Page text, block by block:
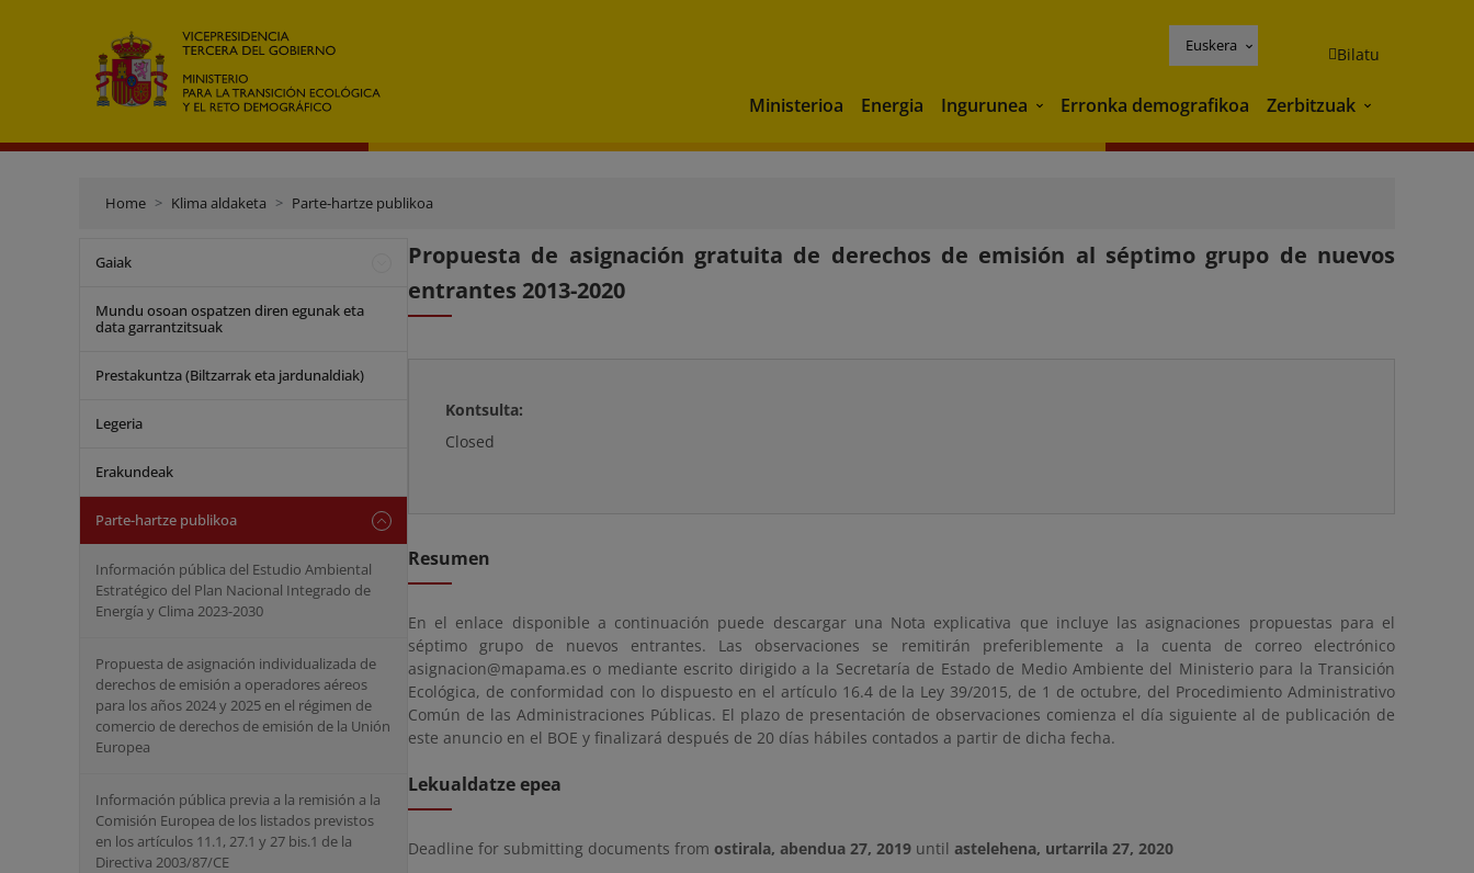
Euskera Bilatu
Ministerioa Energia Ingurunea Ingurunea
Erronka demografikoa Zerbitzuak Zerbitzuak
Home Klima aldaketa Parte-hartze publikoa
Gaiak
Mundu osoan ospatzen diren egunak eta
data garrantzitsuak
Prestakuntza (Biltzarrak eta jardunaldiak)
Legeria
Erakundeak
Parte-hartze publikoa
Información pública del Estudio Ambiental
Estratégico del Plan Nacional Integrado de
Energía y Clima 2023-2030
Propuesta de asignación individualizada de
derechos de emisión a operadores aéreos
para los años 2024 y 2025 en el régimen de
comercio de derechos de emisión de la Unión
Europea
Información pública previa a la remisión a la
Comisión Europea de los listados previstos
en los artículos 11.1, 27.1 y 27 bis.1 de la
Directiva 2003/87/CE
Propuesta de asignación gratuita de derechos de emisión al séptimo grupo de nuevos
entrantes 2013-2020
Kontsulta:
Closed
Resumen
En el enlace disponible a continuación puede descargar una Nota explicativa que incluye las asignaciones propuestas para el
séptimo grupo de nuevos entrantes. Las observaciones se remitirán preferiblemente a la cuenta de correo electrónico
asignacion@mapama.es o mediante escrito dirigido a la Secretaría de Estado de Medio Ambiente del Ministerio para la Transición
Ecológica, de conformidad con lo dispuesto en el artículo 16.4 de la Ley 39/2015, de 1 de octubre, del Procedimiento Administrativo
Común de las Administraciones Públicas. El plazo de presentación de observaciones comienza el día siguiente al de publicación de
este anuncio en el BOE y finalizará después de 20 días hábiles contados a partir de dicha fecha.
Lekualdatze epea
Deadline for submitting documents from ostirala, abendua 27, 2019 until astelehena, urtarrila 27, 2020